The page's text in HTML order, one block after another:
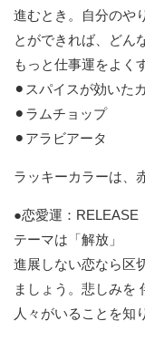
進むとき。自分のや
とができれば、どん
もっと仕事運をよく
⚫︎スパイスが効いた
⚫︎ラムチョップ
⚫︎アラビアータ
ラッキーカラーは、
●恋愛運：RELEASE
テーマは「解放」
進展しない恋なら区
ましょう。悲しみを
人々がいることを知